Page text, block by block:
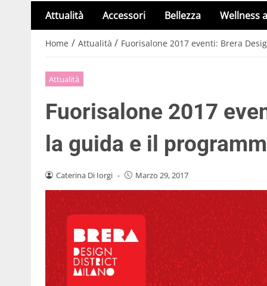
Attualità Accessori Bellezza Wellness
Home / Attualità / Fuorisalone 2017 eventi: Brera
Attualità
Fuorisalone 2017
la guida e il
Caterina Di Iorgi - Marzo 29, 2017